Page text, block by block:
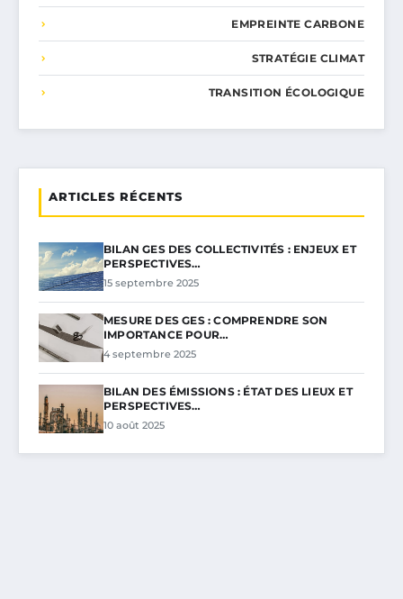
EMPREINTE CARBONE
STRATÉGIE CLIMAT
TRANSITION ÉCOLOGIQUE
ARTICLES RÉCENTS
BILAN GES DES COLLECTIVITÉS : ENJEUX ET
PERSPECTIVES…
15 septembre 2025
MESURE DES GES : COMPRENDRE SON
IMPORTANCE POUR…
4 septembre 2025
BILAN DES ÉMISSIONS : ÉTAT DES LIEUX ET
PERSPECTIVES…
10 août 2025